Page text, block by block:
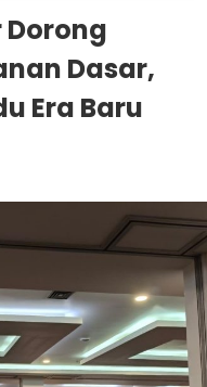
Dorong
Dasar,
Era Baru